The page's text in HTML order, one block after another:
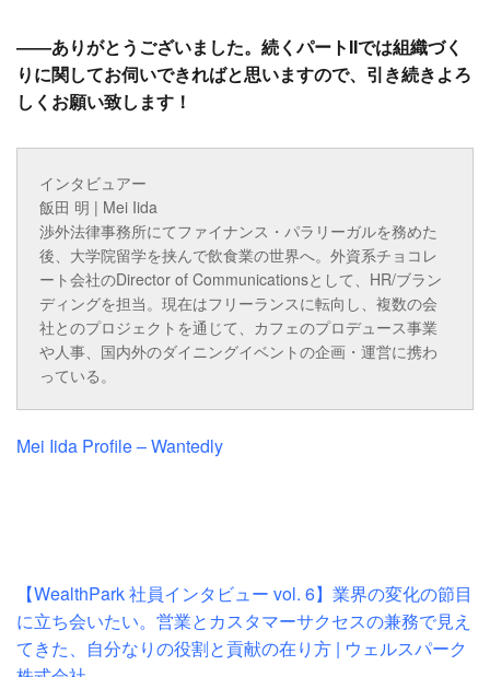
――ありがとうございました。続くパートIIでは組織づく
りに関してお伺いできればと思いますので、引き続きよろ
しくお願い致します！
インタビュアー
飯田 明 | Mei Iida
渉外法律事務所にてファイナンス・パラリーガルを務めた
後、大学院留学を挟んで飲食業の世界へ。外資系チョコレ
ート会社のDirector of Communicationsとして、HR/ブラン
ディングを担当。現在はフリーランスに転向し、複数の会
社とのプロジェクトを通じて、カフェのプロデュース事業
や人事、国内外のダイニングイベントの企画・運営に携わ
っている。
Mei Iida Profile – Wantedly
【WealthPark 社員インタビュー vol. 6】業界の変化の節目
に立ち会いたい。営業とカスタマーサクセスの兼務で見え
てきた、自分なりの役割と貢献の在り方 | ウェルスパーク